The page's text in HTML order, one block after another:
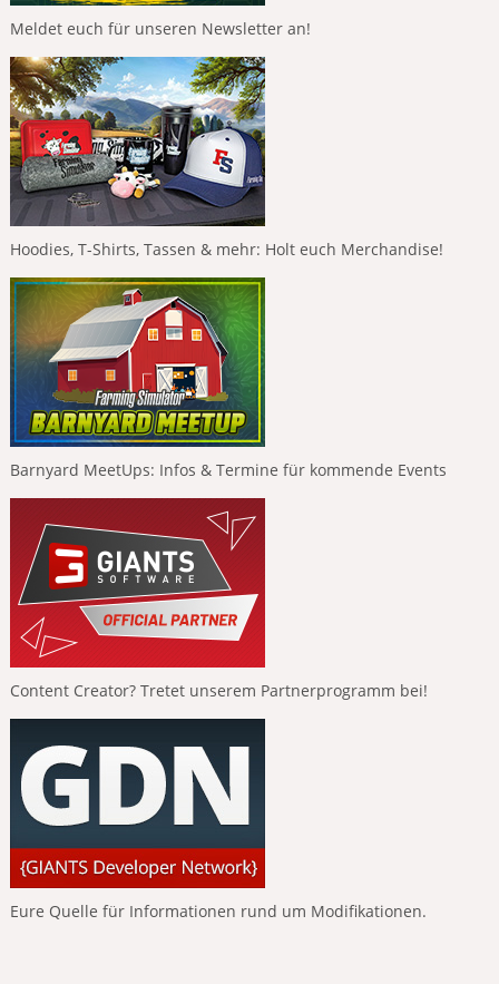
Meldet euch für unseren Newsletter an!
Hoodies, T-Shirts, Tassen & mehr: Holt euch Merchandise!
Barnyard MeetUps: Infos & Termine für kommende Events
Content Creator? Tretet unserem Partnerprogramm bei!
Eure Quelle für Informationen rund um Modifikationen.